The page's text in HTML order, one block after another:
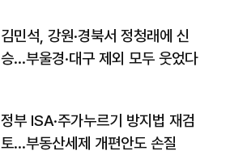
김민석, 강원·경북서 정청래에 신
승…부울경·대구 제외 모두 웃었다
정부 ISA·주가누르기 방지법 재검
토…부동산세제 개편안도 손질